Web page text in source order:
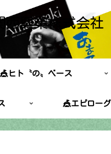
西興業株式会
🎪ヒト〝の〟ベース
🎪エピロー